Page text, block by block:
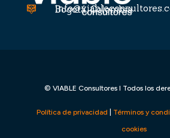

 Bogotá, Colombia
© VIABLE Consultores I Todos los
Política de privacidad Términos y
cookies